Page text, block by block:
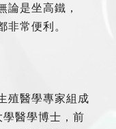
論是坐高鐵，
非常便利。
殖醫學專家組成
學醫學博士，前